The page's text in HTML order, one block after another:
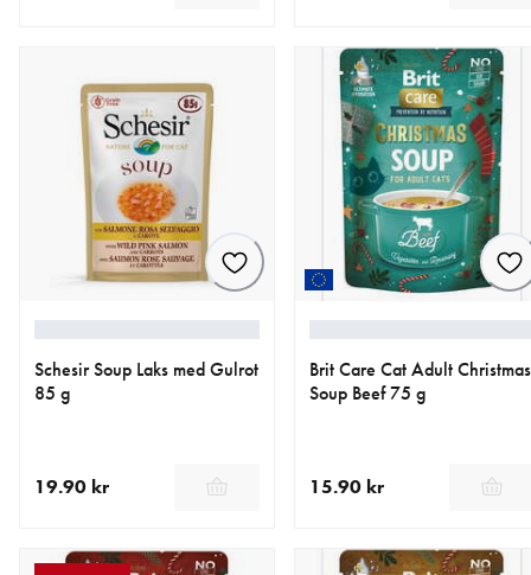
Schesir Soup Laks med Gulrot
85 g
19.90 kr
Brit Care Cat Adult Christmas
Soup Beef 75 g
15.90 kr